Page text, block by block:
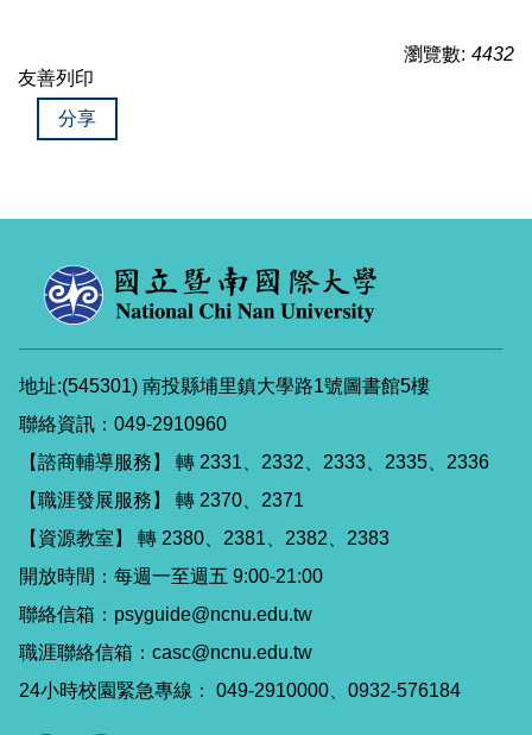
瀏覽數: 4432
友善列印
分享
地址:(545301) 南投縣埔里鎮大學路1號圖書館5樓
聯絡資訊：049-2910960
【諮商輔導服務】 轉 2331、2332、2333、2335、2336
【職涯發展服務】 轉 2370、2371
【資源教室】 轉 2380、2381、2382、2383
開放時間：每週一至週五 9:00-21:00
聯絡信箱：psyguide@ncnu.edu.tw
職涯聯絡信箱：casc@ncnu.edu.tw
24小時校園緊急專線： 049-2910000、0932-576184